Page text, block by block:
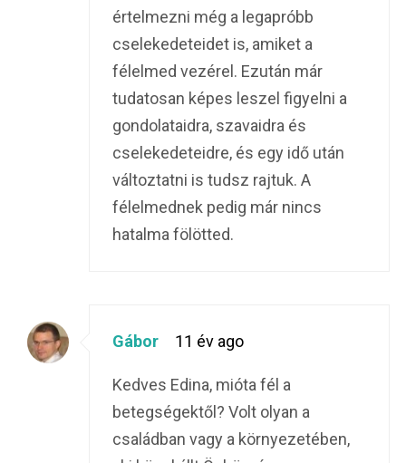
értelmezni még a legapróbb
cselekedeteidet is, amiket a
félelmed vezérel. Ezután már
tudatosan képes leszel figyelni a
gondolataidra, szavaidra és
cselekedeteidre, és egy idő után
változtatni is tudsz rajtuk. A
félelmednek pedig már nincs
hatalma fölötted.
Gábor 11 év ago
Kedves Edina, mióta fél a
betegségektől? Volt olyan a
családban vagy a környezetében,